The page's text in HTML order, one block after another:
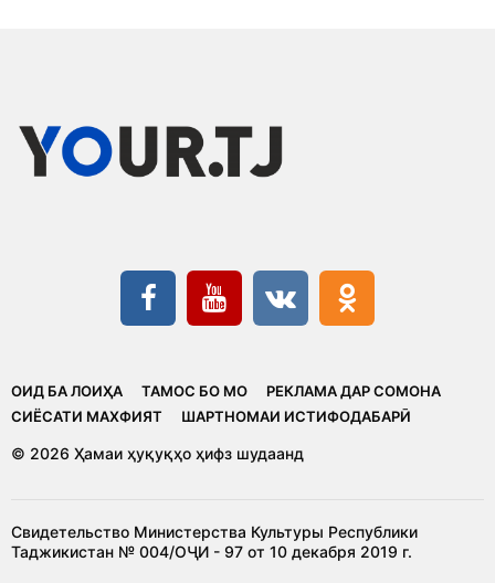
ОИД БА ЛОИҲА ТАМОС БО МО
РЕКЛАМА ДАР СОМОНА
CИЁСАТИ МАХФИЯТ
ШАРТНОМАИ ИСТИФОДАБАРӢ
© 2026 Ҳамаи ҳуқуқҳо ҳифз шудаанд
Свидетельство Министерства Культуры Республики
Таджикистан № 004/ОҶИ - 97 от 10 декабря 2019 г.